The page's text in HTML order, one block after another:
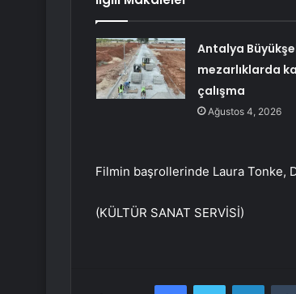
Antalya
mezarlıklarda
çalışma
Ağustos 4, 2026
Filmin başrollerinde Laura Tonke,
(KÜLTÜR SANAT SERVİSİ)
FacebookTwitter